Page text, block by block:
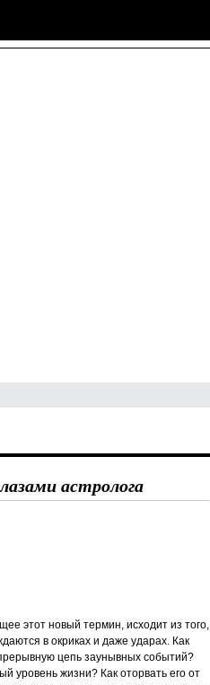
астролога
этот новый термин, исходит из того,
в окриках и даже ударах. Как
цепь заунывных событий?
уровень жизни? Как оторвать его от